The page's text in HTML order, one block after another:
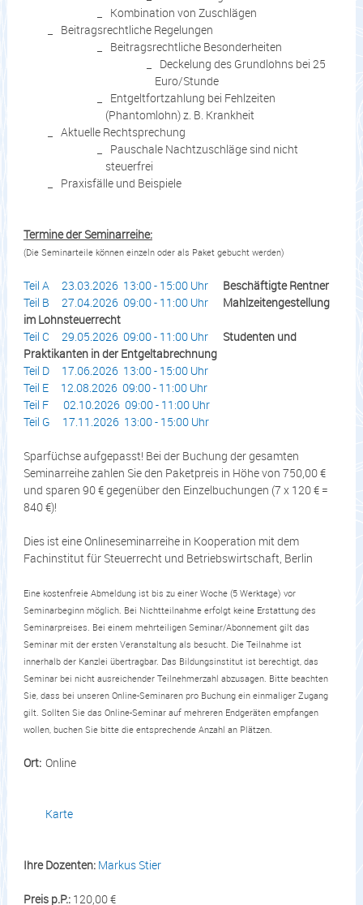
Kombination von Zuschlägen
Beitragsrechtliche Regelungen
Beitragsrechtliche Besonderheiten
Deckelung des Grundlohns bei 25
Euro/Stunde
Entgeltfortzahlung bei Fehlzeiten
(Phantomlohn) z. B. Krankheit
Aktuelle Rechtsprechung
Pauschale Nachtzuschläge sind nicht
steuerfrei
Praxisfälle und Beispiele
Termine der Seminarreihe:
(Die Seminarteile können einzeln oder als Paket gebucht werden)
Teil A 23.03.2026 13:00 - 15:00 Uhr
Beschäftigte Rentner
Teil B 27.04.2026 09:00 - 11:00 Uhr
Mahlzeitengestellung
im Lohnsteuerrecht
Teil C 29.05.2026 09:00 - 11:00 Uhr
Studenten und
Praktikanten in der Entgeltabrechnung
Teil D 17.06.2026 13:00 - 15:00 Uhr
Teil E 12.08.2026 09:00 - 11:00 Uhr
Teil F 02.10.2026 09:00 - 11:00 Uhr
Teil G 17.11.2026 13:00 - 15:00 Uhr
Sparfüchse aufgepasst! Bei der Buchung der gesamten
Seminarreihe zahlen Sie den Paketpreis in Höhe von 750,00 €
und sparen 90 € gegenüber den Einzelbuchungen (7 x 120 € =
840 €)!
Dies ist eine Onlineseminarreihe in Kooperation mit dem
Fachinstitut für Steuerrecht und Betriebswirtschaft, Berlin
Eine kostenfreie Abmeldung ist bis zu einer Woche (5 Werktage) vor
Seminarbeginn möglich. Bei Nichtteilnahme erfolgt keine Erstattung des
Seminarpreises. Bei einem mehrteiligen Seminar/Abonnement gilt das
Seminar mit der ersten Veranstaltung als besucht. Die Teilnahme ist
innerhalb der Kanzlei übertragbar. Das Bildungsinstitut ist berechtigt, das
Seminar bei nicht ausreichender Teilnehmerzahl abzusagen. Bitte beachten
Sie, dass bei unseren Online-Seminaren pro Buchung ein einmaliger Zugang
gilt. Sollten Sie das Online-Seminar auf mehreren Endgeräten empfangen
wollen, buchen Sie bitte die entsprechende Anzahl an Plätzen.
Ort: Online
Karte
Ihre Dozenten: Markus Stier
Preis p.P.:120,00 €